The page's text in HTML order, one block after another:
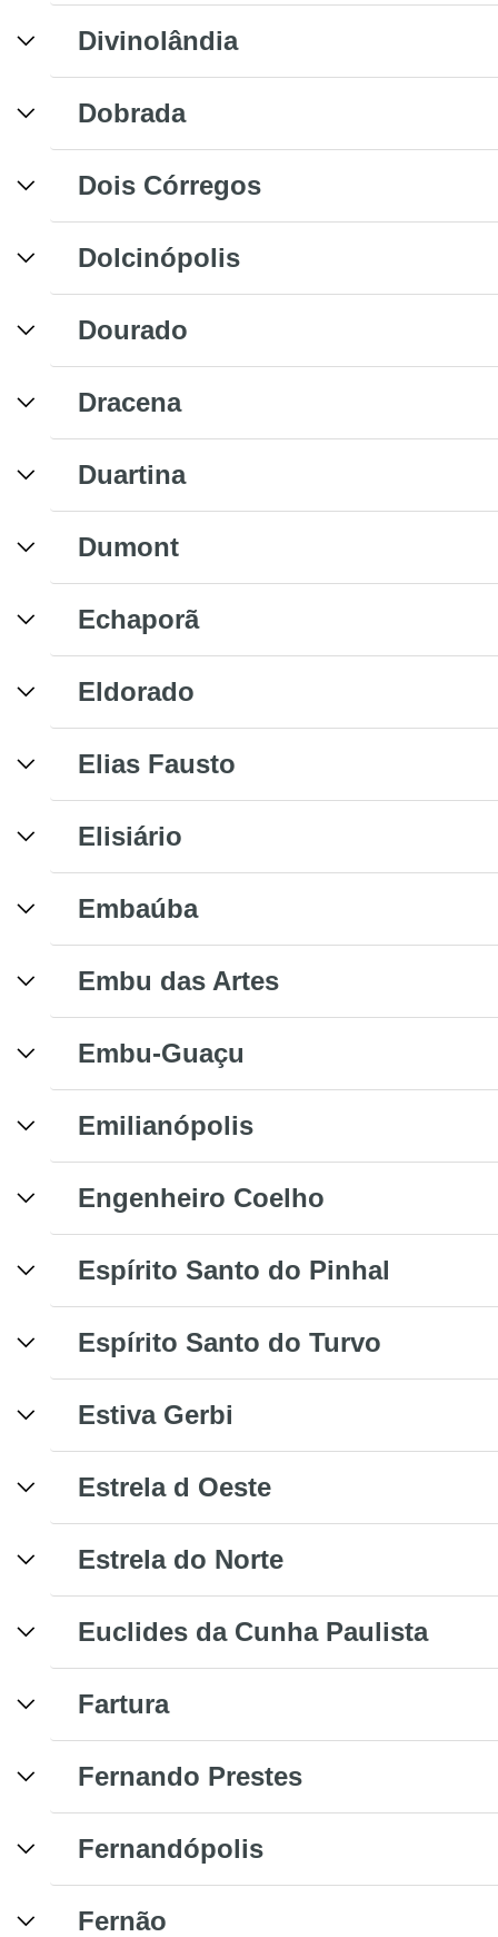
Divinolândia
Dobrada
Dois Córregos
Dolcinópolis
Dourado
Dracena
Duartina
Dumont
Echaporã
Eldorado
Elias Fausto
Elisiário
Embaúba
Embu das Artes
Embu-Guaçu
Emilianópolis
Engenheiro Coelho
Espírito Santo do Pinhal
Espírito Santo do Turvo
Estiva Gerbi
Estrela d Oeste
Estrela do Norte
Euclides da Cunha Paulista
Fartura
Fernando Prestes
Fernandópolis
Fernão